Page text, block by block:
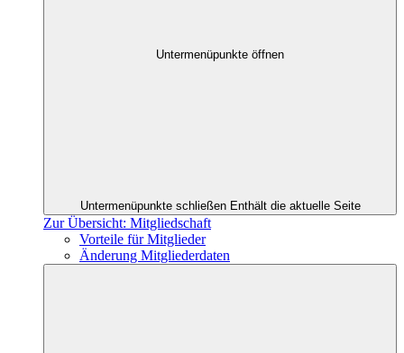
Untermenüpunkte öffnen
Untermenüpunkte schließen Enthält die aktuelle Seite
Zur Übersicht: Mitgliedschaft
Vorteile für Mitglieder
Änderung Mitgliederdaten